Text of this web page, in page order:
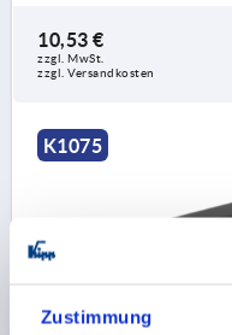
Zustimmung
10,53 €
zzgl. MwSt.
zzgl. Versandkosten
K1075